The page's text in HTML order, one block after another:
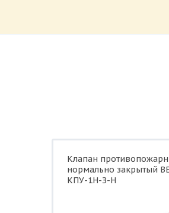
Характеристики
Клапан
нормально закрытый
КПУ-1Н-З-Н